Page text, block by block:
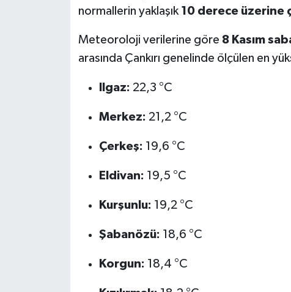
normallerin yaklaşık 10 derece üzerine
Meteoroloji verilerine göre 8 Kasım
arasında Çankırı genelinde ölçülen en
Ilgaz: 22,3 °C
Merkez: 21,2 °C
Çerkeş: 19,6 °C
Eldivan: 19,5 °C
Kurşunlu: 19,2 °C
Şabanözü: 18,6 °C
Korgun: 18,4 °C